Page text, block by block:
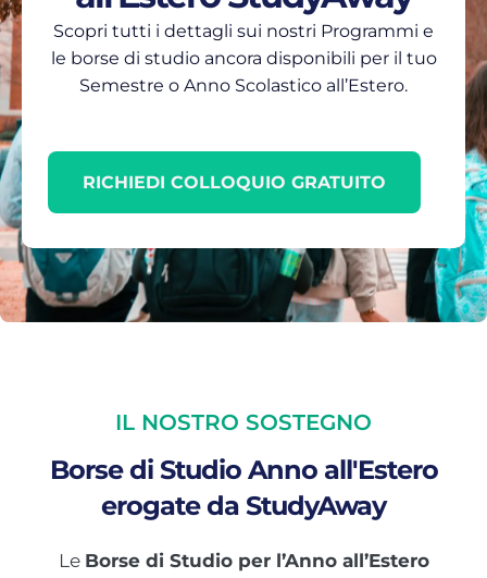
Scopri tutti i dettagli sui nostri Programmi e
le borse di studio ancora disponibili per il tuo
Semestre o Anno Scolastico all’Estero.
RICHIEDI COLLOQUIO GRATUITO
IL NOSTRO SOSTEGNO
Borse di Studio Anno all'Estero
erogate da StudyAway
Le Borse di Studio per l’Anno all’Estero